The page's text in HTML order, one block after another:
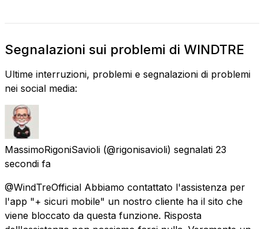
Segnalazioni sui problemi di WINDTRE
Ultime interruzioni, problemi e segnalazioni di problemi
nei social media:
MassimoRigoniSavioli (@rigonisavioli) segnalati 23
secondi fa
@WindTreOfficial Abbiamo contattato l'assistenza per
l'app "+ sicuri mobile" un nostro cliente ha il sito che
viene bloccato da questa funzione. Risposta